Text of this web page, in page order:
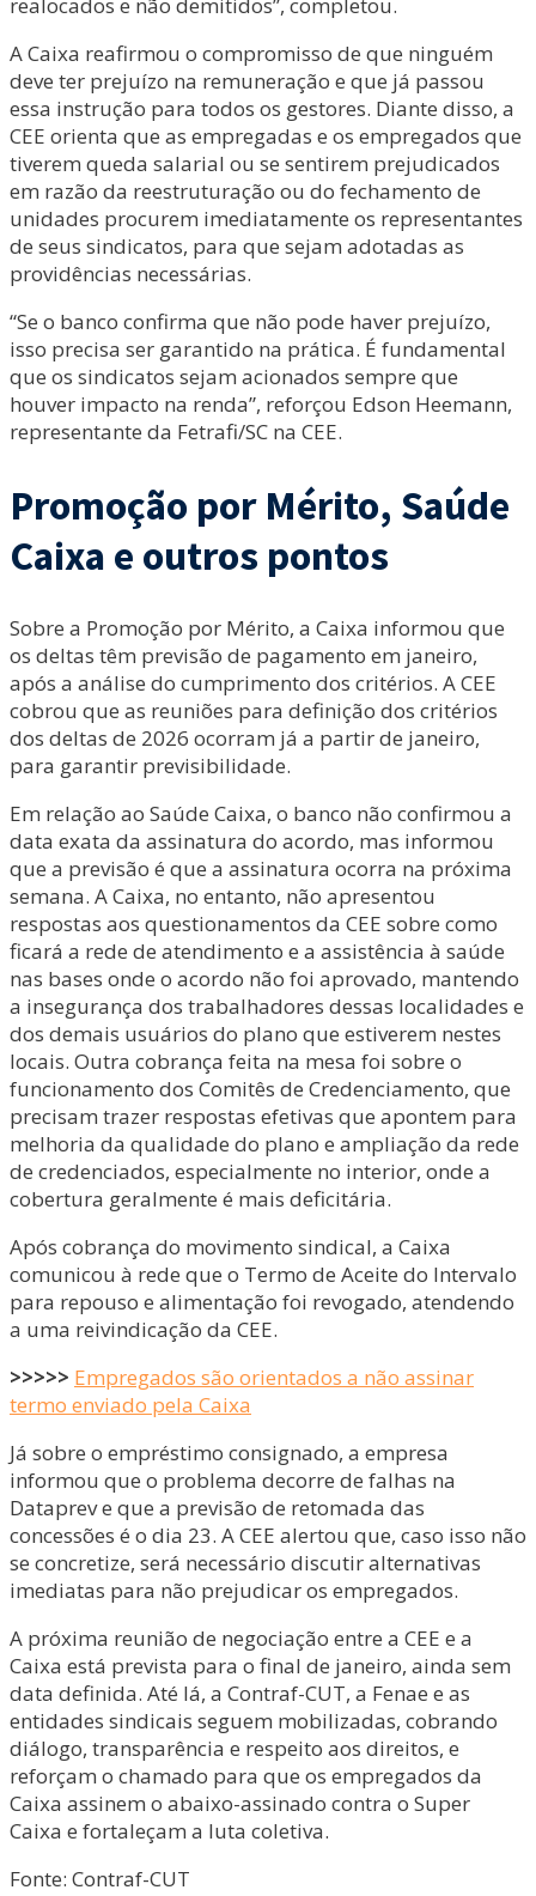
realocados e não demitidos”, completou.
A Caixa reafirmou o compromisso de que ninguém
deve ter prejuízo na remuneração e que já passou
essa instrução para todos os gestores. Diante disso, a
CEE orienta que as empregadas e os empregados que
tiverem queda salarial ou se sentirem prejudicados
em razão da reestruturação ou do fechamento de
unidades procurem imediatamente os representantes
de seus sindicatos, para que sejam adotadas as
providências necessárias.
“Se o banco confirma que não pode haver prejuízo,
isso precisa ser garantido na prática. É fundamental
que os sindicatos sejam acionados sempre que
houver impacto na renda”, reforçou Edson Heemann,
representante da Fetrafi/SC na CEE.
Promoção por Mérito, Saúde
Caixa e outros pontos
Sobre a Promoção por Mérito, a Caixa informou que
os deltas têm previsão de pagamento em janeiro,
após a análise do cumprimento dos critérios. A CEE
cobrou que as reuniões para definição dos critérios
dos deltas de 2026 ocorram já a partir de janeiro,
para garantir previsibilidade.
Em relação ao Saúde Caixa, o banco não confirmou a
data exata da assinatura do acordo, mas informou
que a previsão é que a assinatura ocorra na próxima
semana. A Caixa, no entanto, não apresentou
respostas aos questionamentos da CEE sobre como
ficará a rede de atendimento e a assistência à saúde
nas bases onde o acordo não foi aprovado, mantendo
a insegurança dos trabalhadores dessas localidades e
dos demais usuários do plano que estiverem nestes
locais. Outra cobrança feita na mesa foi sobre o
funcionamento dos Comitês de Credenciamento, que
precisam trazer respostas efetivas que apontem para
melhoria da qualidade do plano e ampliação da rede
de credenciados, especialmente no interior, onde a
cobertura geralmente é mais deficitária.
Após cobrança do movimento sindical, a Caixa
comunicou à rede que o Termo de Aceite do Intervalo
para repouso e alimentação foi revogado, atendendo
a uma reivindicação da CEE.
>>>>> Empregados são orientados a não assinar
termo enviado pela Caixa
Já sobre o empréstimo consignado, a empresa
informou que o problema decorre de falhas na
Dataprev e que a previsão de retomada das
concessões é o dia 23. A CEE alertou que, caso isso não
se concretize, será necessário discutir alternativas
imediatas para não prejudicar os empregados.
A próxima reunião de negociação entre a CEE e a
Caixa está prevista para o final de janeiro, ainda sem
data definida. Até lá, a Contraf-CUT, a Fenae e as
entidades sindicais seguem mobilizadas, cobrando
diálogo, transparência e respeito aos direitos, e
reforçam o chamado para que os empregados da
Caixa assinem o abaixo-assinado contra o Super
Caixa e fortaleçam a luta coletiva.
Fonte: Contraf-CUT